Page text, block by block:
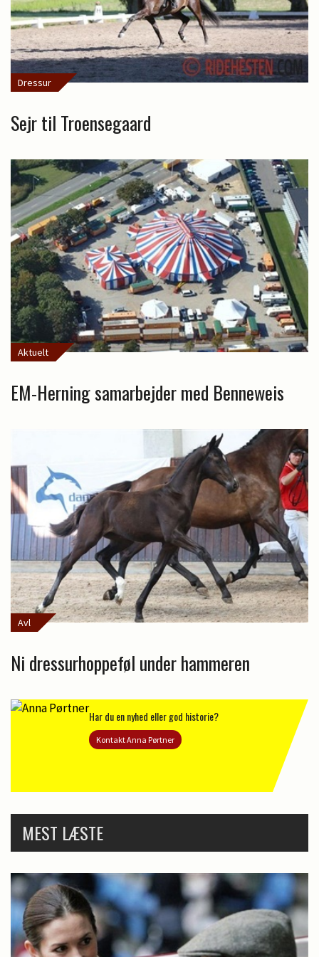
Dressur
Sejr til Troensegaard
Aktuelt
EM-Herning samarbejder med Benneweis
Avl
Ni dressurhoppeføl under hammeren
Har du en nyhed eller god historie?
Kontakt Anna Pørtner
MEST LÆSTE